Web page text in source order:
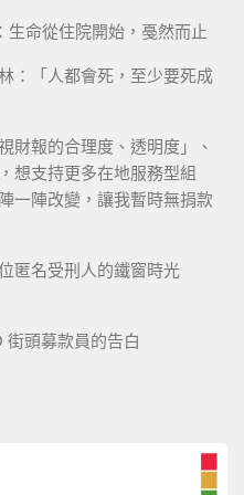
生命從住院開始，戞然而止
：「人都會死，至少要死成
財報的合理度、透明度」、
想支持更多在地服務型組
一陣改變，讓我暫時無捐款
匿名受刑人的鐵窗時光
街頭募款員的告白